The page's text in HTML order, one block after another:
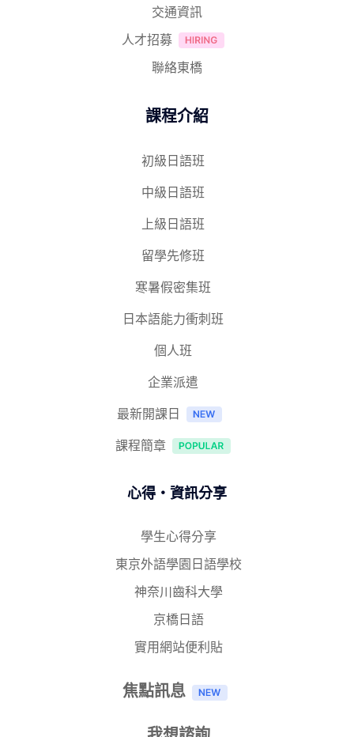
交通資訊
人才招募
聯絡東橋
課程介紹
初級日語班
中級日語班
上級日語班
留學先修班
寒暑假密集班
日本語能力衝刺班
個人班
企業派遣
最新開課日
課程簡章
心得‧資訊分享
學生心得分享
東京外語學園日語學校
神奈川齒科大學
京橋日語
實用網站便利貼
焦點訊息